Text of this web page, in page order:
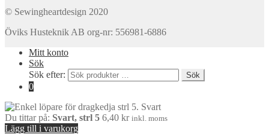
© Sewingheartdesign 2020
Öviks Husteknik AB org-nr: 556981-6886
Mitt konto
Sök
Sök efter:
Sök
0
Du tittar på: Svart, strl 5 6,40 kr inkl. moms
Lägg till i varukorg